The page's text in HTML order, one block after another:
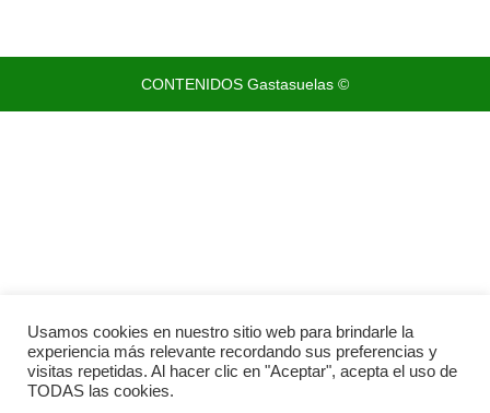
CONTENIDOS Gastasuelas ©
Usamos cookies en nuestro sitio web para brindarle la
experiencia más relevante recordando sus preferencias y
visitas repetidas. Al hacer clic en "Aceptar", acepta el uso de
TODAS las cookies.